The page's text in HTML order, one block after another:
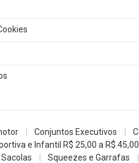
Conjuntos Executivos
e Infantil R$ 25,00 a R$ 45,00
Sacolas Squeezes e Garrafas